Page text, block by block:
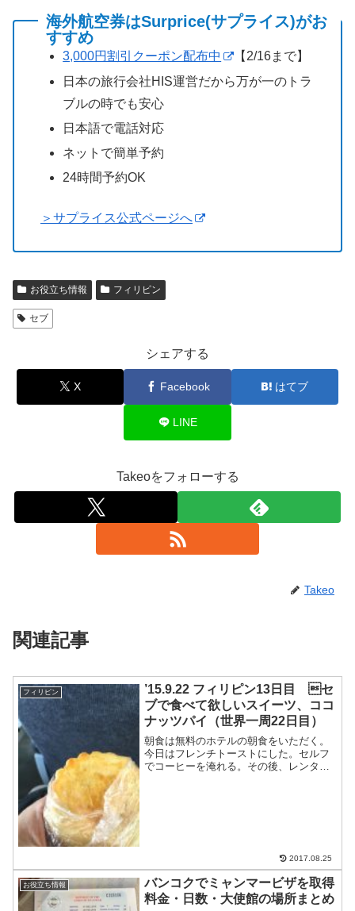
海外航空券はSurprice(サプライス)がお
すすめ
3,000円割引クーポン配布中
【2/16まで】
日本の旅行会社HIS運営だから万が一のトラ
ブルの時でも安心
日本語で電話対応
ネットで簡単予約
24時間予約OK
＞サプライス公式ページへ
お役立ち情報 フィリピン
セブ
シェアする
X Facebook はてブ
LINE
Takeoをフォローする
Takeo
関連記事
フィリピン
’15.9.22 フィリピン13日目 セ
ブで食べて欲しいスイーツ、ココ
ナッツパイ（世界一周22日目）
朝食は無料のホテルの朝食をいただく。
今日はフレンチトーストにした。セルフ
でコーヒーを淹れる。その後、レンタル
2017.08.25
お役立ち情報
バンコクでミャンマービザを取得
料金・日数・大使館の場所まとめ